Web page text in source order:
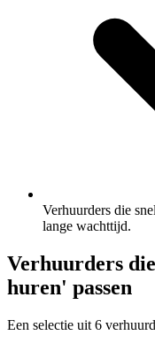
Verhuurders die
lange wachttijd.
Verhuurders
huren' passen
Een selectie uit 6